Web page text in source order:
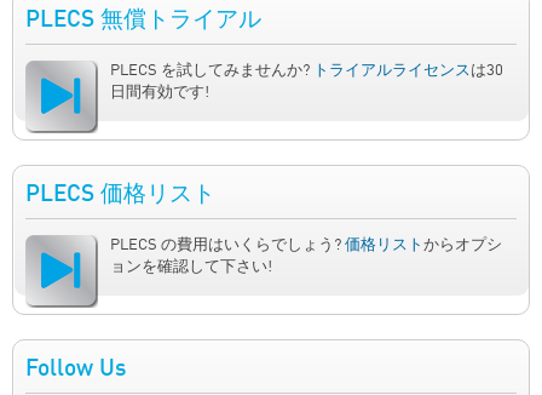
PLECS 無償トライアル
PLECS を試してみませんか? トライアルライセンスは30
日間有効です!
PLECS 価格リスト
PLECS の費用はいくらでしょう? 価格リスト からオプシ
ョンを確認して下さい!
Follow Us